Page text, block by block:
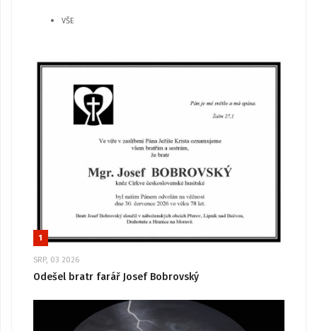
VŠE
1
SRP, 03 2026
Odešel bratr farář Josef Bobrovský